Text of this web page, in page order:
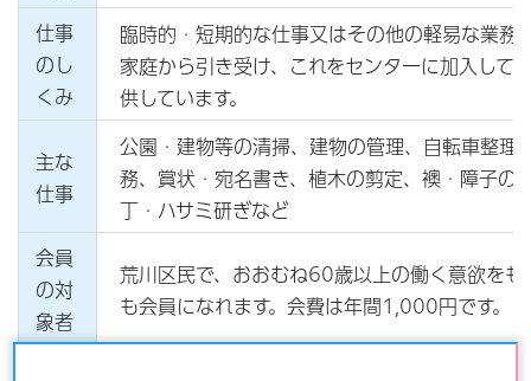
仕事
のし
くみ
臨時的・短期的な仕事又はその他の軽易な業務
家庭から引き受け、これをセンターに加入して
供しています。
主な
仕事
公園・建物等の清掃、建物の管理、自転車整理
務、賞状・宛名書き、植木の剪定、襖・障子の
丁・ハサミ研ぎなど
会員
の対
象者
荒川区民で、おおむね60歳以上の働く意欲をも
も会員になれます。会費は年間1,000円です。